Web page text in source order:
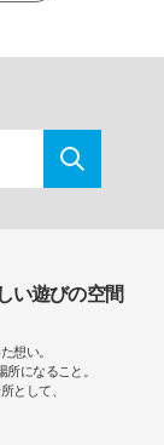
い遊びの空間
想い。
になること。
として、